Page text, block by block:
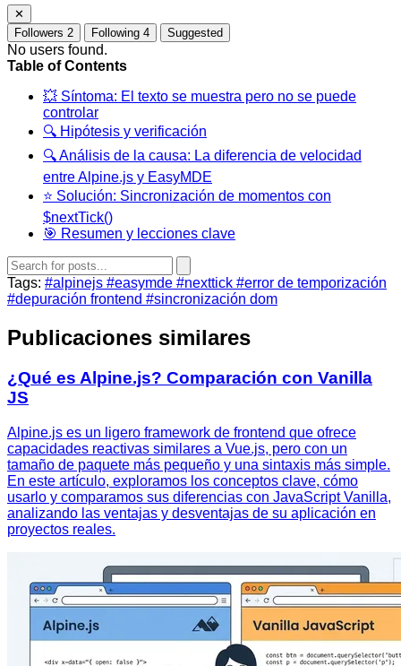
✕
Followers 2 Following 4 Suggested
No users found.
Table of Contents
💥 Síntoma: El texto se muestra pero no se puede
controlar
🔍 Hipótesis y verificación
🔍 Análisis de la causa: La diferencia de velocidad
entre Alpine.js y EasyMDE
⭐ Solución: Sincronización de momentos con
$nextTick()
🎯 Resumen y lecciones clave
Tags: #alpinejs #easymde #nexttick #error de temporización
#depuración frontend #sincronización dom
Publicaciones similares
¿Qué es Alpine.js? Comparación con Vanilla
JS
Alpine.js es un ligero framework de frontend que ofrece
capacidades reactivas similares a Vue.js, pero con un
tamaño de paquete más pequeño y una sintaxis más simple.
En este artículo, exploramos los conceptos clave, cómo
usarlo y comparamos sus diferencias con JavaScript Vanilla,
analizando las ventajas y desventajas de su aplicación en
proyectos reales.